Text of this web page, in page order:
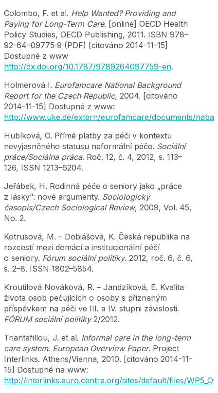
Colombo, F. et al. Help Wanted? Providing and
Paying for Long-Term Care. [online] OECD Health
Policy Studies, OECD Publishing, 2011. ISBN 978–
92-64–09775‑9 (PDF) [citováno 2014-11-15]
Dostupné z www
http://dx.doi.org/10.1787/9789264097759-en.
Holmerová I. Eurofamcare National Background
Report for the Czech Republic, 2004. [citováno
2014-11-15] Dostupné z www:
http://www.uke.de/extern/eurofamcare/documents/
Hubíková, O. Přímé platby za péči v kontextu
nevyjasněného statusu neformální péče. Sociální
práce/Sociálna práca. Roč. 12, č. 4, 2012, s. 113–
126, ISSN 1213–6204.
Jeřábek, H. Rodinná péče o seniory jako „práce
z lásky“: nové argumenty. Sociologický
časopis/Czech Sociological Review, 2009, Vol. 45,
No. 2.
Kotrusová, M. – Dobiášová, K. Česká republika na
rozcestí mezi domácí a institucionální péčí
o seniory. Fórum sociální politiky. 2012, roč. 6, č. 6,
s. 2–8. ISSN 1802–5854.
Kroutilová Nováková, R. – Jandzíková, E. Kvalita
života osob pečujících o osoby s přiznaným
příspěvkem na péči ve III. a IV. stupni závislosti.
FÓRUM sociální politiky2/2012.
Triantafillou, J. et al. Informal care in the long-term
care system. European Overview Paper. Project
Interlinks. Athens/Vienna, 2010. [citováno 2014-11-
15] Dostupné na www:
http://interlinks.euro.centre.org/sites/default/files/